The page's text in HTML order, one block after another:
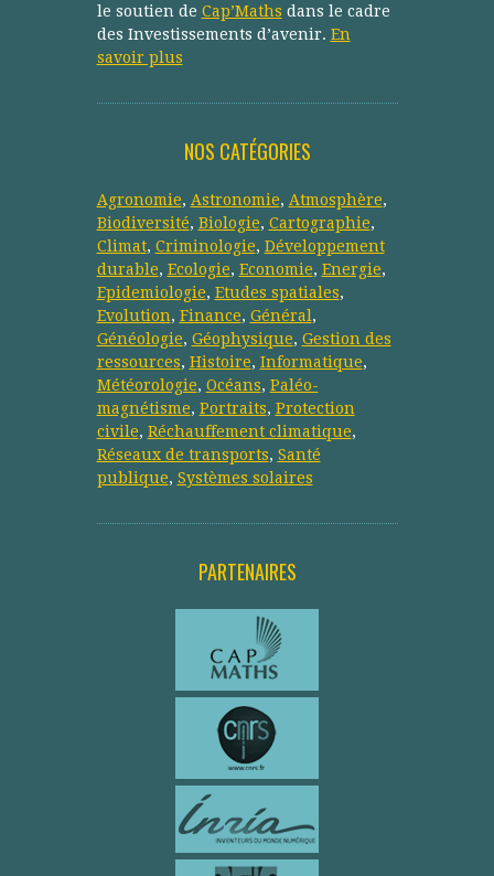
le soutien de Cap’Maths dans le cadre
des Investissements d’avenir. En
savoir plus
NOS CATÉGORIES
Agronomie, Astronomie, Atmosphère,
Biodiversité, Biologie, Cartographie,
Climat, Criminologie, Développement
durable, Ecologie, Economie, Energie,
Epidemiologie, Etudes spatiales,
Evolution, Finance, Général ,
Généologie, Géophysique, Gestion des
ressources, Histoire, Informatique,
Météorologie, Océans, Paléo-
magnétisme, Portraits, Protection
civile, Réchauffement climatique,
Réseaux de transports, Santé
publique, Systèmes solaires
PARTENAIRES